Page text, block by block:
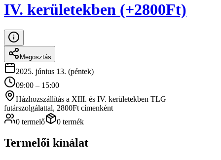
IV. kerületekben (+2800Ft)
Megosztás
2025. június 13. (péntek)
09:00 – 15:00
Házhozszállítás a XIII. és IV. kerületekben TLG
futárszolgálattal, 2800Ft címenként
0 termelő
0 termék
Termelői kínálat